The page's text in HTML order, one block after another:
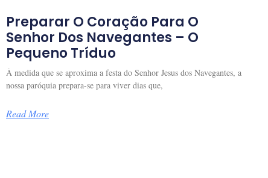
Preparar O Coração Para O
Senhor Dos Navegantes – O
Pequeno Tríduo
À medida que se aproxima a festa do Senhor Jesus dos Navegantes, a
nossa paróquia prepara-se para viver dias que,
Read More